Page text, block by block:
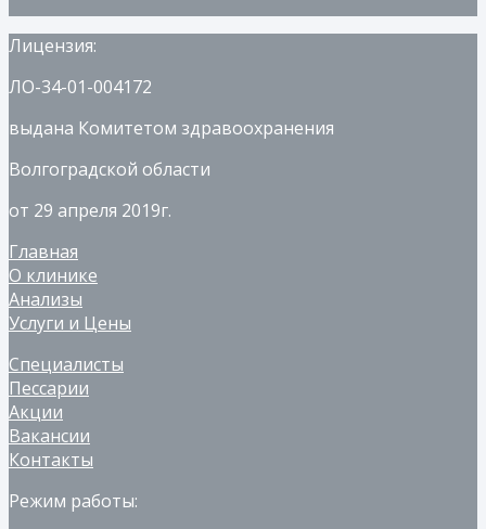
Лицензия:
ЛО-34-01-004172
выдана Комитетом здравоохранения
Волгоградской области
от 29 апреля 2019г.
Главная
О клинике
Анализы
Услуги и Цены
Специалисты
Пессарии
Акции
Вакансии
Контакты
Режим работы: